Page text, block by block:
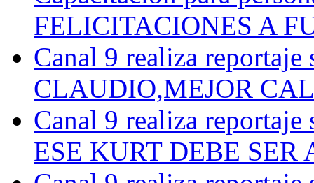
FELICITACIONES A
Canal 9 realiza
CLAUDIO,MEJOR
Canal 9 realiza
ESE KURT DEBE SER